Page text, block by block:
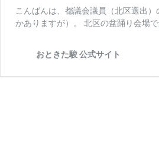
こんばんは、都議会議員（北区選出
かありますが）。 北区の盆踊り会場
おときた駿 公式サイト